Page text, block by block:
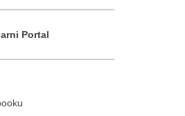
Portal